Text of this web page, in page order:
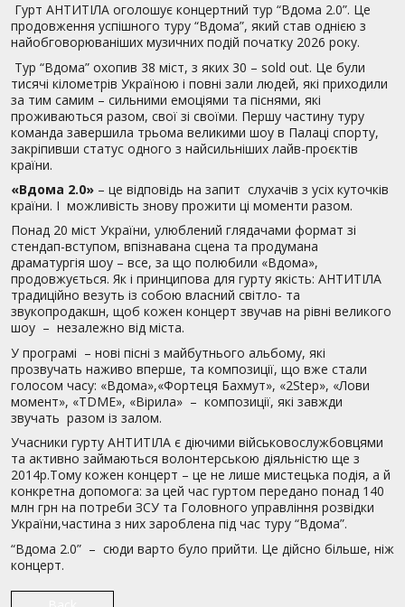
Гурт АНТИТІЛА оголошує концертний тур “Вдома 2.0”. Це
продовження успішного туру “Вдома”, який став однією з
найобговорюваніших музичних подій початку 2026 року.
Тур “Вдома” охопив 38 міст, з яких 30 – sold out. Це були
тисячі кілометрів Україною і повні зали людей, які приходили
за тим самим – сильними емоціями та піснями, які
проживаються разом, свої зі своїми. Першу частину туру
команда завершила трьома великими шоу в Палаці спорту,
закріпивши статус одного з найсильніших лайв-проєктів
країни.
«Вдома 2.0» – це відповідь на запит слухачів з усіх куточків
країни. І можливість знову прожити ці моменти разом.
Понад 20 міст України, улюблений глядачами формат зі
стендап-вступом, впізнавана сцена та продумана
драматургія шоу – все, за що полюбили «Вдома»,
продовжується. Як і принципова для гурту якість: АНТИТІЛА
традиційно везуть із собою власний світло- та
звукопродакшн, щоб кожен концерт звучав на рівні великого
шоу – незалежно від міста.
У програмі – нові пісні з майбутнього альбому, які
прозвучать наживо вперше, та композиції, що вже стали
голосом часу: «Вдома»,«Фортеця Бахмут», «2Step», «Лови
момент», «TDME», «Вірила» – композиції, які завжди
звучать разом із залом.
Учасники гурту АНТИТІЛА є діючими військовослужбовцями
та активно займаються волонтерською діяльністю ще з
2014р.Тому кожен концерт – це не лише мистецька подія, а й
конкретна допомога: за цей час гуртом передано понад 140
млн грн на потреби ЗСУ та Головного управління розвідки
України,частина з них зароблена під час туру “Вдома”.
“Вдома 2.0” – сюди варто було прийти. Це дійсно більше, ніж
концерт.